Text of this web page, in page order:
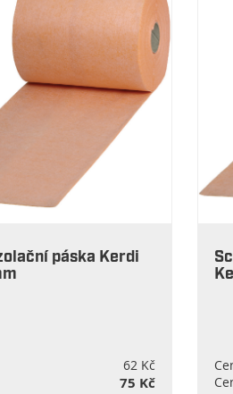
páska Kerdi
62 Kč
75 Kč